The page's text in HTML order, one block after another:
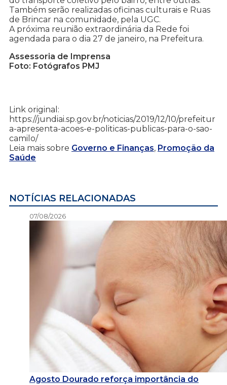
Também serão realizadas oficinas culturais e Ruas
de Brincar na comunidade, pela UGC.
A próxima reunião extraordinária da Rede foi
agendada para o dia 27 de janeiro, na Prefeitura.
Assessoria de Imprensa
Foto: Fotógrafos PMJ
Link original:
https://jundiai.sp.gov.br/noticias/2019/12/10/prefeitur
a-apresenta-acoes-e-politicas-publicas-para-o-sao-
camilo/
Leia mais sobre Governo e Finanças, Promoção da
Saúde
NOTÍCIAS RELACIONADAS
07/08/2026
Agosto Dourado reforça importância do